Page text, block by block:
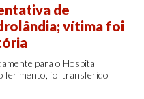
de
vítima foi
para o Hospital
ferimento, foi transferido